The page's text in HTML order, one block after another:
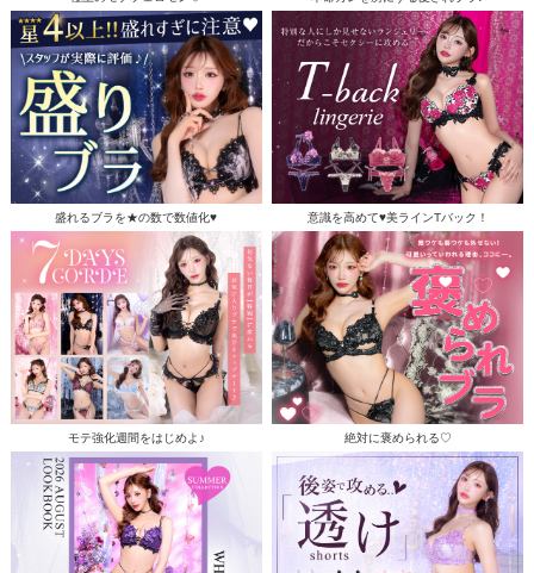
盛れるブラを★の数で数値化♥ 意識を高めて♥美ラインTバック！
モテ強化週間をはじめよ♪ 絶対に褒められる♡